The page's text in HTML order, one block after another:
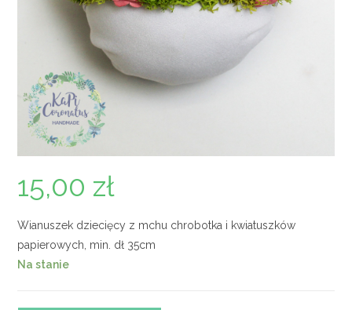
15,00 zł
Wianuszek dziecięcy z mchu chrobotka i kwiatuszków
papierowych, min. dł 35cm
Na stanie